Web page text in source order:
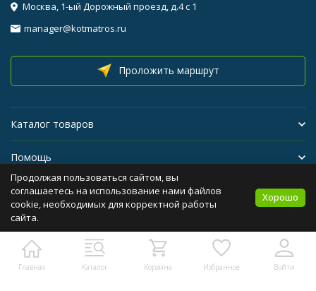
Главная Каталог Корзина Избранное Войти
Москва, 1-ый Дорожный проезд, д.4 с 1
manager@kotmatros.ru
Проложить маршрут
Каталог товаров
Помощь
Бренды
Политика персональных данных Карта сайта
Продолжая пользоваться сайтом, вы
соглашаетесь на использование нами файлов
cookie, необходимых для корректной работы
сайта.
Хорошо